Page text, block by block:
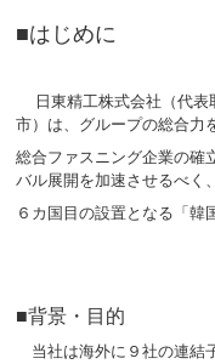
■はじめに
日東精工株式会社（代
市）は、グループの総合力
総合ファスニング企業の確
バル展開を加速させるべく
６カ国目の設置となる「韓
■背景・目的
当社は海外に９社の連結